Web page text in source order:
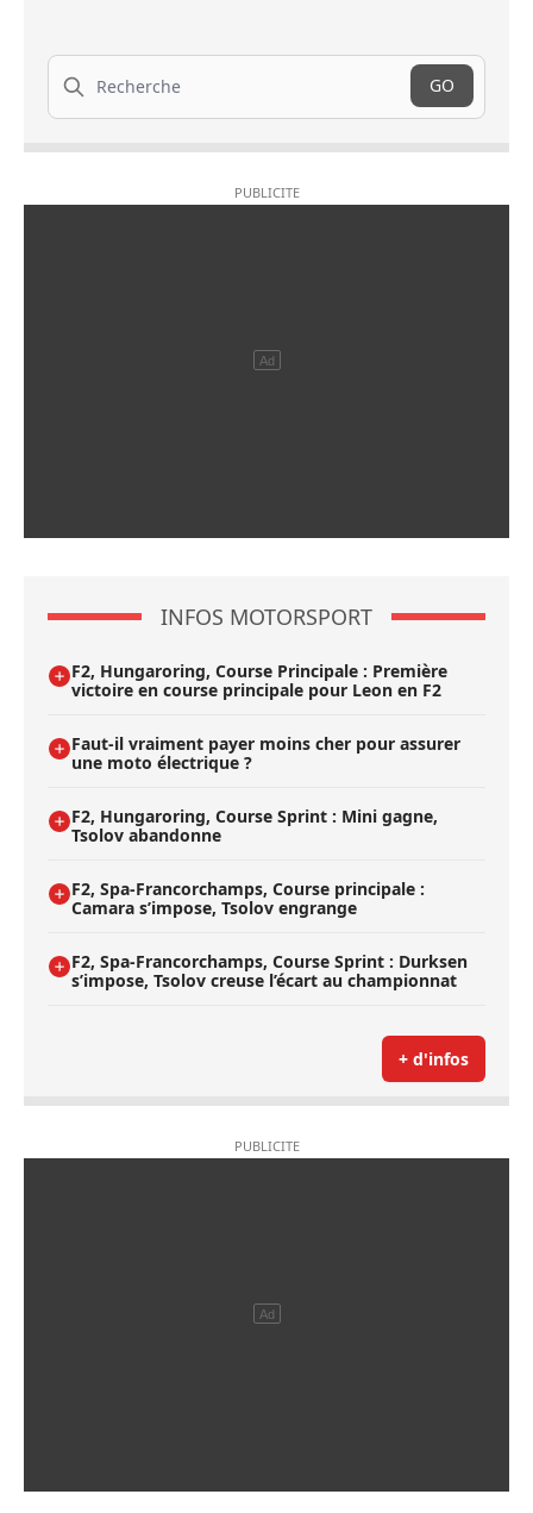
Recherche
GO
INFOS MOTORSPORT
F2, Hungaroring, Course Principale : Première
victoire en course principale pour Leon en F2
Faut-il vraiment payer moins cher pour assurer
une moto électrique ?
F2, Hungaroring, Course Sprint : Mini gagne,
Tsolov abandonne
F2, Spa-Francorchamps, Course principale :
Camara s’impose, Tsolov engrange
F2, Spa-Francorchamps, Course Sprint : Durksen
s’impose, Tsolov creuse l’écart au championnat
+ d'infos